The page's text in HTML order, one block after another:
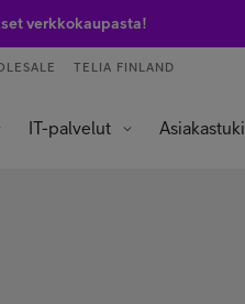
verkkokaupasta!
TELIA FINLAND
IT-palvelut Asiakastuki